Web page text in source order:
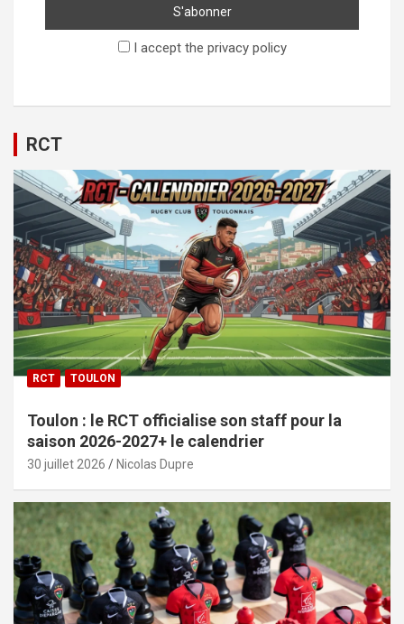
I accept the privacy policy
RCT
RCT TOULON
Toulon : le RCT officialise son staff pour la
saison 2026-2027+ le calendrier
30 juillet 2026 Nicolas Dupre